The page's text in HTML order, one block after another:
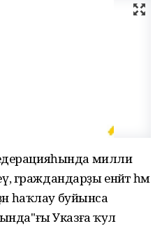
Федерацияһында милли
граждандарҙы енәйәт һәм
һаҡлау буйынса
Указға ҡул